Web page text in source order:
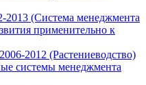
(Система менеджмента
применительно к
2012 (Растениеводство)
системы менеджмента